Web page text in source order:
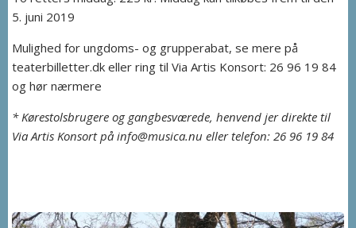
5. juni 2019
Mulighed for ungdoms- og grupperabat, se mere på
teaterbilletter.dk eller ring til Via Artis Konsort: 26 96 19 84
og hør nærmere
* Kørestolsbrugere og gangbesværede, henvend jer direkte til
Via Artis Konsort på info@musica.nu eller telefon: 26 96 19 84